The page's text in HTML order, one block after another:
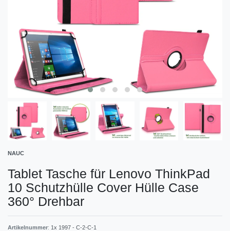
NAUC
Tablet Tasche für Lenovo ThinkPad
10 Schutzhülle Cover Hülle Case
360° Drehbar
Artikelnummer: 1x 1997 - C-2-C-1